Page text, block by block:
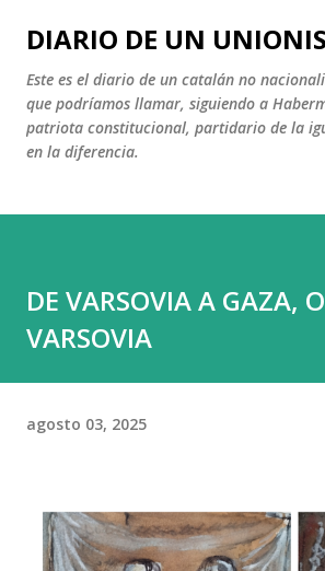
Ir al contenido
DIARIO DE UN
Este es el diario de un catalán no
que podríamos llamar, siguiendo a
patriota constitucional, partidario de la
en la diferencia.
DE VARSOVIA A GAZA,
VARSOVIA
agosto 03, 2025